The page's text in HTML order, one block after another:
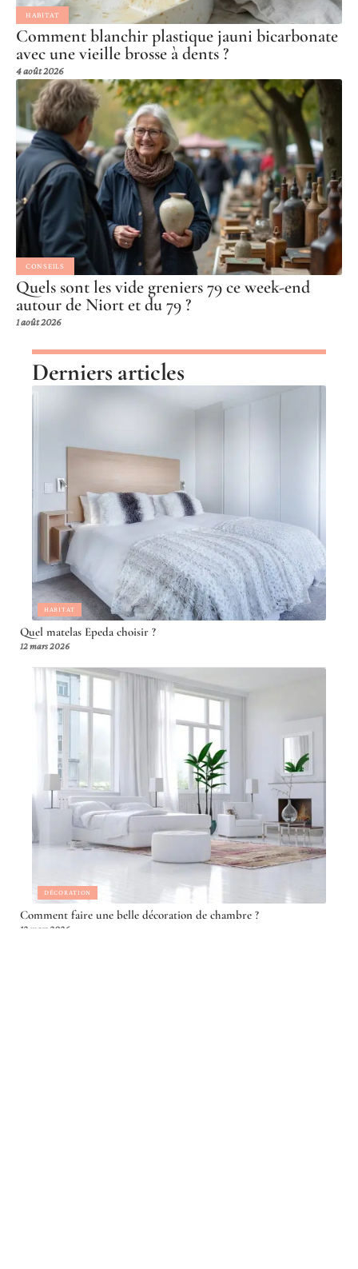
HABITAT
Comment blanchir plastique jauni bicarbonate
avec une vieille brosse à dents ?
4 août 2026
CONSEILS
Quels sont les vide greniers 79 ce week-end
autour de Niort et du 79 ?
1 août 2026
Derniers articles
HABITAT
Quel matelas Epeda choisir ?
12 mars 2026
DÉCORATION
Comment faire une belle décoration de chambre ?
12 mars 2026